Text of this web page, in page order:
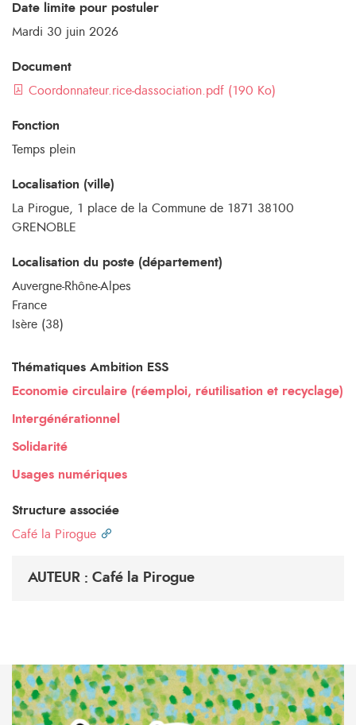
Date limite pour postuler
Mardi 30 juin 2026
Document
Coordonnateur.rice-dassociation.pdf (190 Ko)
Fonction
Temps plein
Localisation (ville)
La Pirogue, 1 place de la Commune de 1871 38100
GRENOBLE
Localisation du poste (département)
Auvergne-Rhône-Alpes
France
Isère (38)
Thématiques Ambition ESS
Economie circulaire (réemploi, réutilisation et recyclage)
Intergénérationnel
Solidarité
Usages numériques
Structure associée
Café la Pirogue
AUTEUR : Café la Pirogue